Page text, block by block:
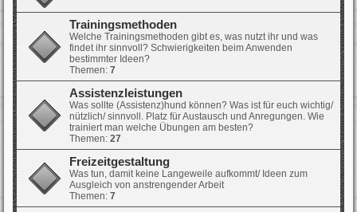
Trainingsmethoden
Welche Trainingsmethoden gibt es, was nutzt ihr und was
findet ihr sinnvoll? Schwierigkeiten beim Anwenden
bestimmter Ideen?
Themen: 7
Assistenzleistungen
Was sollte (Assistenz)hund können? Was ist für euch wichtig/
nützlich/ sinnvoll. Platz für Austausch und Anregungen. Wie
trainiert man welche Übungen am besten?
Themen: 27
Freizeitgestaltung
Was tun, damit keine Langeweile aufkommt/ Ideen zum
Ausgleich von anstrengender Arbeit
Themen: 7